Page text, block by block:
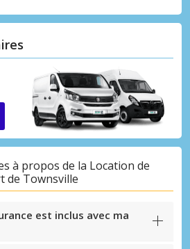
à propos de la Location de
de Townsville
est inclus avec ma